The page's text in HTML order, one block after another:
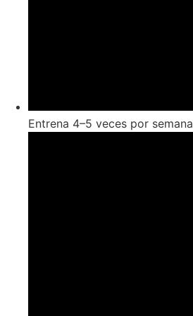
Entrena 4–5 veces por semana